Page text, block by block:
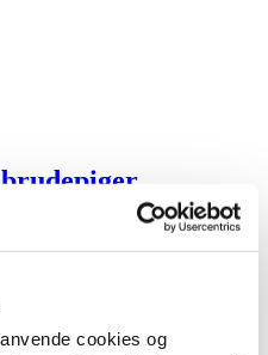
cookies og
topic i
Bryllupsforberedelser
malebog og farver osv.